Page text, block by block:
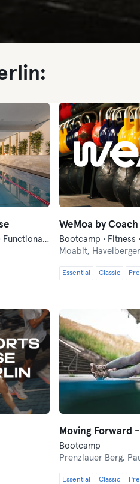
Bootcamp · Cyclisme · Fitness · Functional Training · Hyrox · Pilates · Sauna · Yoga
WeMoa by
Bootcamp · Fitness
Moabit,
Essential Classic
Moving Forward
Bootcamp
Prenzlauer Berg,
Essential Classic